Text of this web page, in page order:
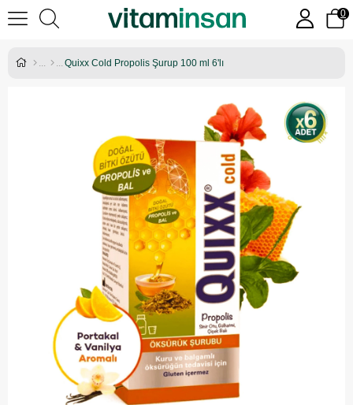
0
Quixx Cold Propolis Şurup 100 ml 6'lı